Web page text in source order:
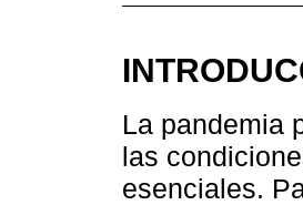
La pandemia
las
esenciales.